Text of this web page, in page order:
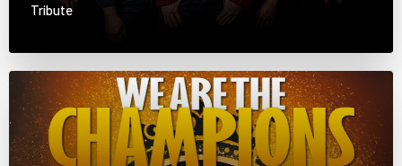
Tribute